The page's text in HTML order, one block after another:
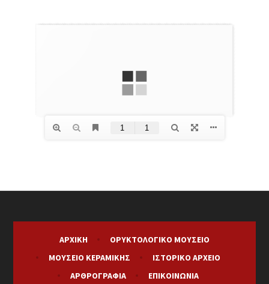
ΑΡΧΙΚΉ
ΟΡΥΚΤΟΛΟΓΙΚΌ ΜΟΥΣΕΊΟ
ΜΟΥΣΕΊΟ ΚΕΡΑΜΙΚΉΣ
ΙΣΤΟΡΙΚΌ ΑΡΧΕΊΟ
ΑΡΘΡΟΓΡΑΦΊΑ
ΕΠΙΚΟΙΝΩΝΊΑ